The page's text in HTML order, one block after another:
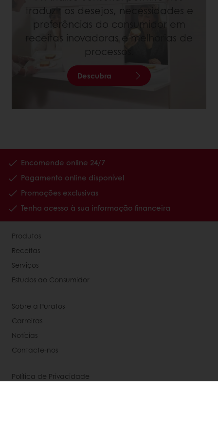
traduzir os desejos, necessidades e
preferências do consumidor em
receitas inovadoras e melhorias de
processos.
Descubra
Encomende online 24/7
Pagamento online disponível
Promoções exclusivas
Tenha acesso à sua informação financeira
Produtos
Receitas
Serviços
Estudos ao Consumidor
Sobre a Puratos
Carreiras
Notícias
Contacte-nos
Política de Privacidade